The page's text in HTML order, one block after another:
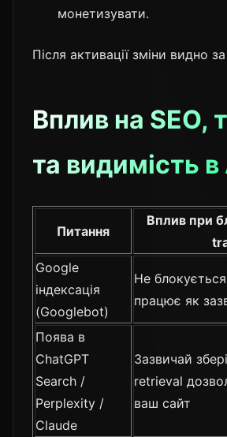
монетизувати.
Після активації зміни видно
Вплив на SEO,
та видимість в
Питання
Вплив при
Google
індексація
(Googlebot)
Не
працює як
Поява в
ChatGPT
Search /
Perplexity /
Claude
Зазвичай
retrieval
ваш сайт